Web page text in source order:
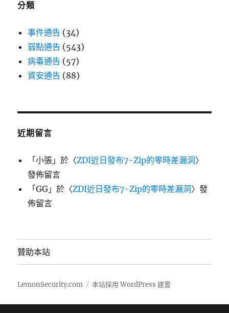
分類
事件通告 (34)
弱點通告 (543)
病毒通告 (57)
資安通告 (88)
近期留言
「小張 」於〈ZDI近日發布7-Zip的零時差漏洞〉
發佈留言
「GG 」於〈ZDI近日發布7-Zip的零時差漏洞〉發
佈留言
贊助本站
LemonSecurity.com 本站採用 WordPress 建置